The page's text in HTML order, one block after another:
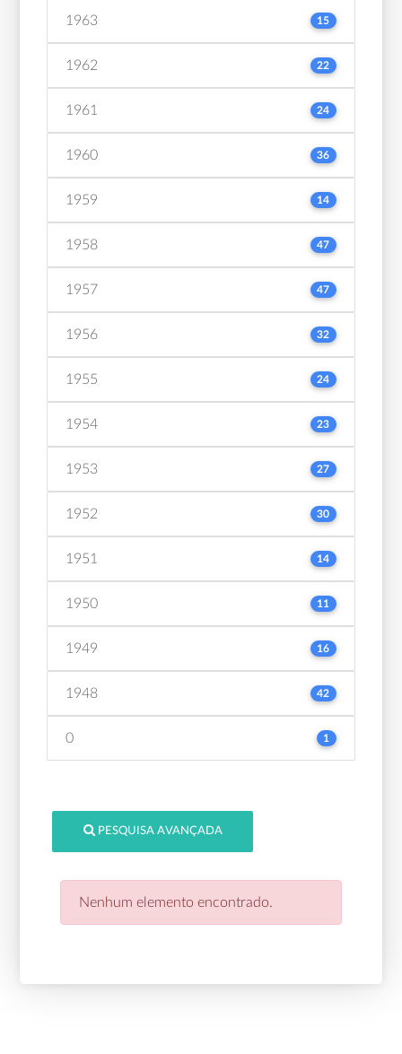
1963 15
1962 22
1961 24
1960 36
1959 14
1958 47
1957 47
1956 32
1955 24
1954 23
1953 27
1952 30
1951 14
1950 11
1949 16
1948 42
0 1
PESQUISA AVANÇADA
Nenhum elemento encontrado.